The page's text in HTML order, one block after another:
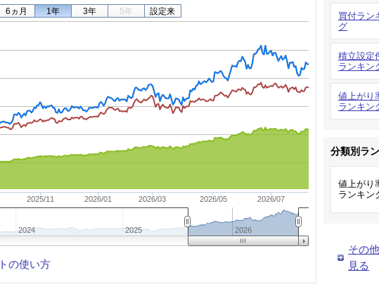
2025/11 2026/01 2026/03 2026/05 2026/07
2024 2025 2026
6ヵ月 1年 3年 5年 設定来
の使い方
買付ラン
グ
積立設定
ランキン
値上がり
ランキン
分類別ラ
値上がり
ランキン
その
見る